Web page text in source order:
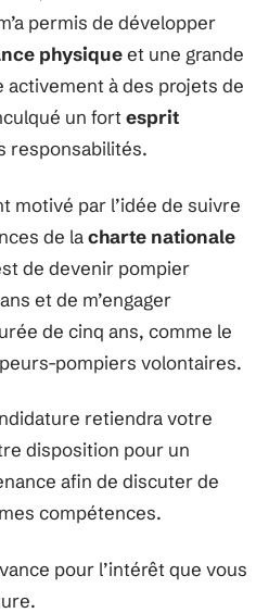
permis de développer
physiqueet une grande
activement à des projets de
un fort esprit
responsabilités.
motivé par l’idée de suivre
de lacharte nationale
de devenir pompier
et de m’engager
de cinq ans, comme le
pompiers volontaires.
retiendra votre
disposition pour un
afin de discuter de
compétences.
pour l’intérêt que vous